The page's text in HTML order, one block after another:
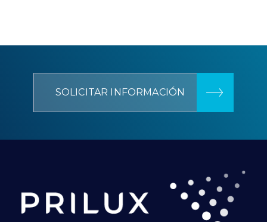
SOLICITAR INFORMACIÓN